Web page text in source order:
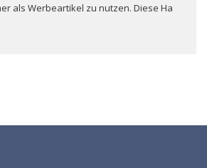
als Werbeartikel zu nutzen. Diese Ha